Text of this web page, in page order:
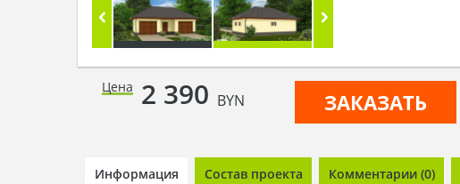
Цена 2 390 BYN ЗАКАЗАТЬ
Информация Состав проекта Комментарии (0)